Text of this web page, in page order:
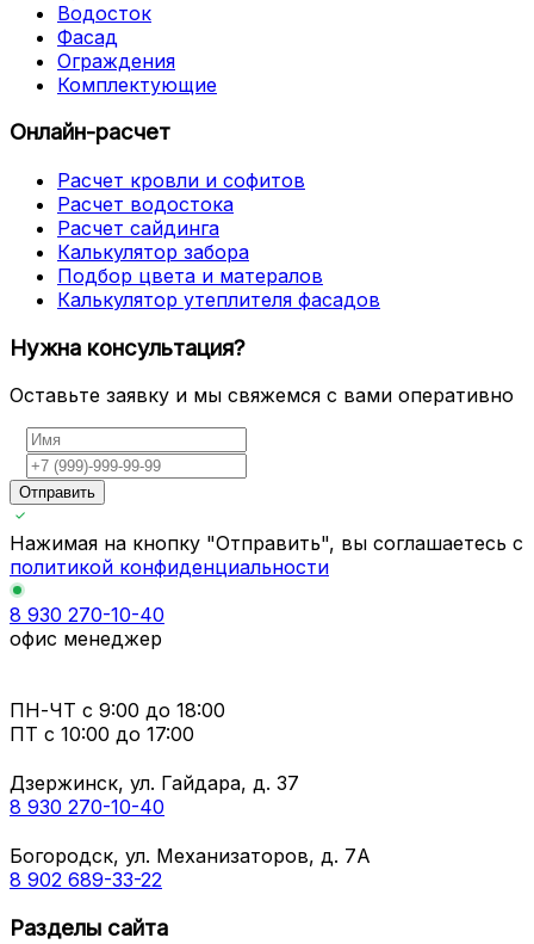
Водосток
Фасад
Ограждения
Комплектующие
Онлайн-расчет
Расчет кровли и софитов
Расчет водостока
Расчет сайдинга
Калькулятор забора
Подбор цвета и матералов
Калькулятор утеплителя фасадов
Нужна консультация?
Оставьте заявку и мы свяжемся с вами оперативно
Отправить
Нажимая на кнопку "Отправить", вы соглашаетесь с
политикой конфиденциальности
8 930 270-10-40
офис менеджер
ПН-ЧТ с 9:00 до 18:00
ПТ с 10:00 до 17:00
Дзержинск, ул. Гайдара, д. 37
8 930 270-10-40
Богородск, ул. Механизаторов, д. 7А
8 902 689-33-22
Разделы сайта